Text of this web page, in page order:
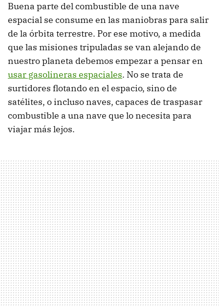
Buena parte del combustible de una nave
espacial se consume en las maniobras para salir
de la órbita terrestre. Por ese motivo, a medida
que las misiones tripuladas se van alejando de
nuestro planeta debemos empezar a pensar en
usar gasolineras espaciales. No se trata de
surtidores flotando en el espacio, sino de
satélites, o incluso naves, capaces de traspasar
combustible a una nave que lo necesita para
viajar más lejos.